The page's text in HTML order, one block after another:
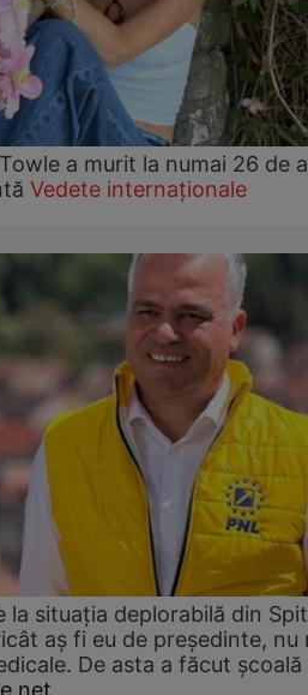
a murit la numai 26 de
Vedete internaționale
la situația deplorabilă din
aș fi eu de președinte, nu
De asta a făcut școală